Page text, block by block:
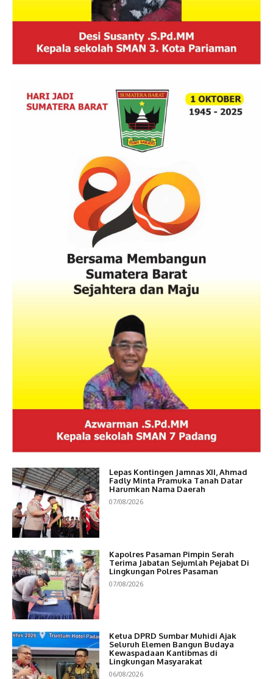
Lepas Kontingen Jamnas XII, Ahmad
Fadly Minta Pramuka Tanah Datar
Harumkan Nama Daerah
07/08/2026
Kapolres Pasaman Pimpin Serah
Terima Jabatan Sejumlah Pejabat Di
Lingkungan Polres Pasaman
07/08/2026
Ketua DPRD Sumbar Muhidi Ajak
Seluruh Elemen Bangun Budaya
Kewaspadaan Kantibmas di
Lingkungan Masyarakat
06/08/2026